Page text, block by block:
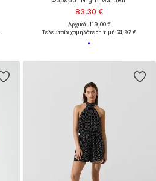
83,30 €
Αρχικά: 119,00 €
Τελευταία χαμηλότερη τιμή:74,97 €